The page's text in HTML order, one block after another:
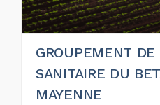
GROUPEMENT DE
SANITAIRE DU
MAYENNE